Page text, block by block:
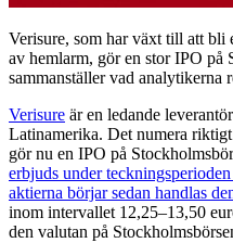
Verisure, som har växt till att bli
av hemlarm, gör en stor IPO på
sammanställer vad analytikerna
Verisure är en ledande
Latinamerika. Det numera
gör nu en IPO på
erbjuds under
aktierna börjar sedan handlas
inom intervallet 12,25–13,50
den valutan på